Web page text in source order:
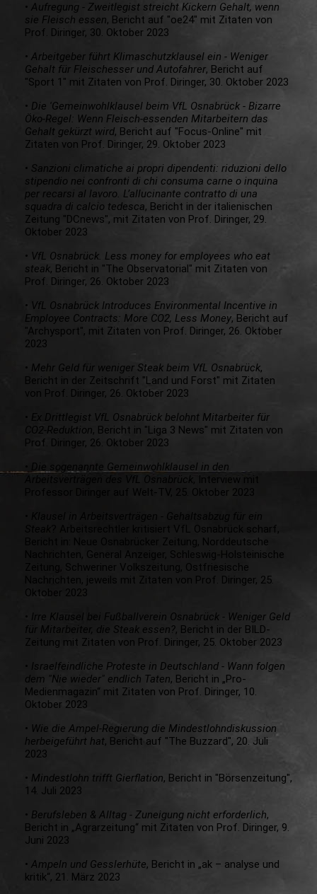
• Aufregung - Zweitlegist streicht Kickern Gehalt, wenn
sie Fleisch essen, Bericht auf "oe24" mit Zitaten von
Prof. Diringer, 30. Oktober 2023
• Arbeitgeber führt Klimaschutzklausel ein - Weniger
Gehalt für Fleischesser und Autofahrer, Bericht auf
"Sport 1" mit Zitaten von Prof. Diringer, 30. Oktober 2023
• Die 'Gemeinwohlklausel beim VfL Osnabrück - Bizarre
Öko-Regel: Wenn Fleisch-essenden Mitarbeitern das
Gehalt gekürzt wird, Bericht auf "Focus-Online" mit
Zitaten von Prof. Diringer, 29. Oktober 2023
• Sanzioni climatiche ai propri dipendenti: riduzioni dello
stipendio nei confronti di chi consuma carne o inquina
per recarsi al lavoro. L’allucinante contratto di una
squadra di calcio tedesca, Bericht in der italienischen
Zeitung "DCnews", mit Zitaten von Prof. Diringer, 29.
Oktober 2023
• VfL Osnabrück. Less money for employees who eat
steak, Bericht in "The Observatorial" mit Zitaten von
Prof. Diringer, 26. Oktober 2023
• VfL Osnabrück Introduces Environmental Incentive in
Employee Contracts: More CO2, Less Money, Bericht auf
"Archysport", mit Zitaten von Prof. Diringer, 26. Oktober
2023
• Mehr Geld für weniger Steak beim VfL Osnabrück,
Bericht in der Zeitschrift "Land und Forst" mit Zitaten
von Prof. Diringer, 26. Oktober 2023
Ex Drittlegist VfL Osnabrück belohnt Mitarbeiter für
CO2-Reduktion, Bericht in "Liga 3 News" mit Zitaten von
Prof. Diringer, 26. Oktober 2023
Die sogenannte Gemeinwohlklausel in den
Arbeitsverträgen des VfL Osnabrück, Interview mit
Professor Diringer auf Welt-TV, 25. Oktober 2023
Klausel in Arbeitsverträgen - Gehaltsabzug für ein
? Arbeitsrechtler kritisiert VfL Osnabrück scharf,
Bericht in: Neue Osnabrücker Zeitung, Norddeutsche
Nachrichten, General Anzeiger, Schleswig-Holsteinische
Zeitung, Schweriner Volkszeitung, Ostfriesische
Nachrichten, jeweils mit Zitaten von Prof. Diringer, 25.
Oktober 2023
•
Irre Klausel bei Fußballverein Osnabrück - Weniger Geld
für Mitarbeiter, die Steak essen?, Bericht in der BILD-
Zeitung mit Zitaten von Prof. Diringer, 25. Oktober 2023
• Israelfeindliche Proteste in Deutschland - Wann folgen
dem "Nie wieder" endlich Taten, Bericht in „Pro-
Medienmagazin“ mit Zitaten von Prof. Diringer, 10.
Oktober 2023
• Wie die Ampel-Regierung die Mindestlohndiskussion
herbeigeführt hat, Bericht auf "The Buzzard", 20. Juli
2023
• Mindestlohn trifft Gierflation, Bericht in "Börsenzeitung",
14. Juli 2023
• Berufsleben & Alltag - Zuneigung nicht erforderlich,
Bericht in „Agrarzeitung“ mit Zitaten von Prof. Diringer, 9.
Juni 2023
• Ampeln und Gesslerhüte, Bericht in „ak – analyse und
kritik“, 21. März 2023